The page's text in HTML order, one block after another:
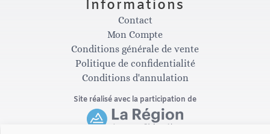
a
g
r
b
o
o
Informations
Contact
Mon Compte
Conditions générale de vente
Politique de confidentialité
Conditions d'annulation
Site réalisé avec la participation de